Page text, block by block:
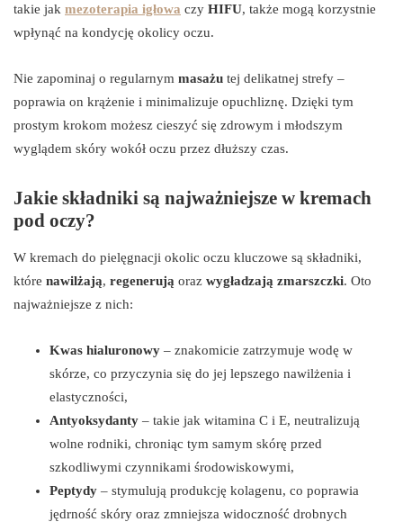
takie jak mezoterapia igłowa czy HIFU, także mogą korzystnie
wpłynąć na kondycję okolicy oczu.
Nie zapominaj o regularnym masażu tej delikatnej strefy –
poprawia on krążenie i minimalizuje opuchliznę. Dzięki tym
prostym krokom możesz cieszyć się zdrowym i młodszym
wyglądem skóry wokół oczu przez dłuższy czas.
Jakie składniki są najważniejsze w kremach
pod oczy?
W kremach do pielęgnacji okolic oczu kluczowe są składniki,
które nawilżają, regenerują oraz wygładzają zmarszczki. Oto
najważniejsze z nich:
Kwas hialuronowy – znakomicie zatrzymuje wodę w
skórze, co przyczynia się do jej lepszego nawilżenia i
elastyczności,
Antyoksydanty – takie jak witamina C i E, neutralizują
wolne rodniki, chroniąc tym samym skórę przed
szkodliwymi czynnikami środowiskowymi,
Peptydy – stymulują produkcję kolagenu, co poprawia
jędrność skóry oraz zmniejsza widoczność drobnych